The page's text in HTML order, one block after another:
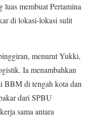
luas membuat Pertamina
di lokasi-lokasi sulit
menurut Yukki,
Ia menambahkan
BBM di tengah kota dan
dari SPBU
sama antara